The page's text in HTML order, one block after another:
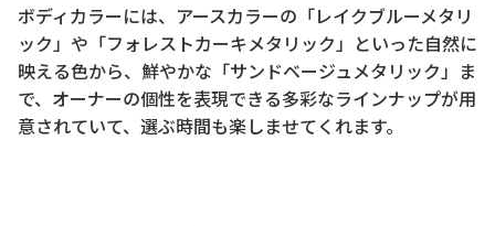
ボディカラーには、アースカラーの「レイクブルーメタリ
ック」や「フォレストカーキメタリック」といった自然に
映える色から、鮮やかな「サンドベージュメタリック」ま
で、オーナーの個性を表現できる多彩なラインナップが用
意されていて、選ぶ時間も楽しませてくれます。